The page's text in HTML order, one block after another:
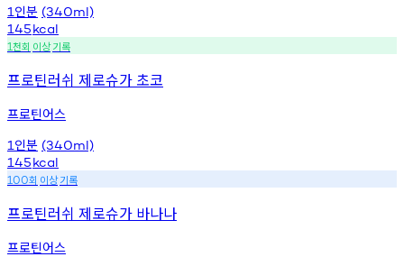
1 인분 (340ml)
145kcal
1천회 이상기록
프로틴러쉬 제로슈가 초코
프로틴어스
1 인분 (340ml)
145kcal
100회 이상기록
프로틴러쉬 제로슈가 바나나
프로틴어스